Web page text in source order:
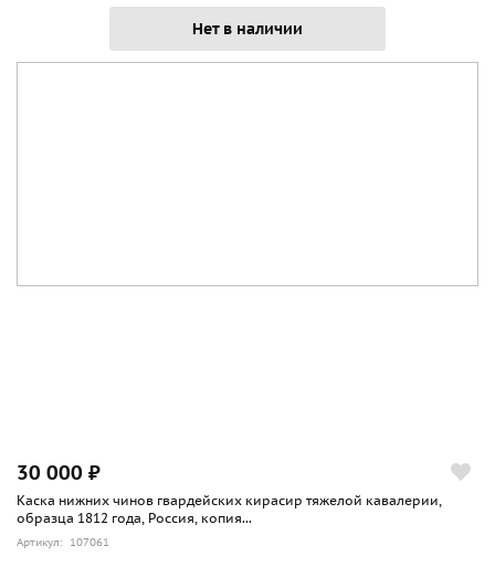
Нет в наличии
30 000 ₽
Каска нижних чинов гвардейских кирасир тяжелой кавалерии,
образца 1812 года, Россия, копия...
Артикул: 107061